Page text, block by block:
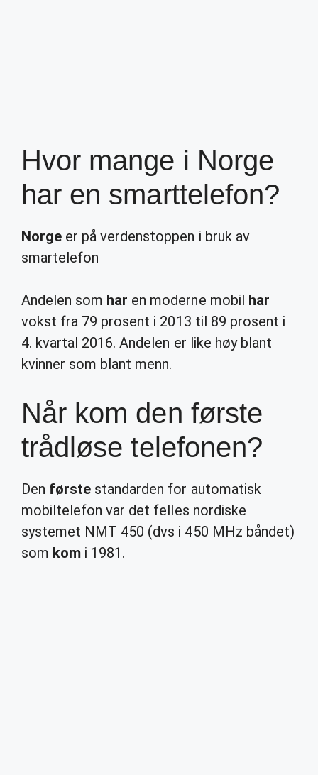
Hvor mange i Norge
har en smarttelefon?
Norge er på verdenstoppen i bruk av
smartelefon
Andelen som har en moderne mobil har
vokst fra 79 prosent i 2013 til 89 prosent i
4. kvartal 2016. Andelen er like høy blant
kvinner som blant menn.
Når kom den første
trådløse telefonen?
Den første standarden for automatisk
mobiltelefon var det felles nordiske
systemet NMT 450 (dvs i 450 MHz båndet)
som kom i 1981.